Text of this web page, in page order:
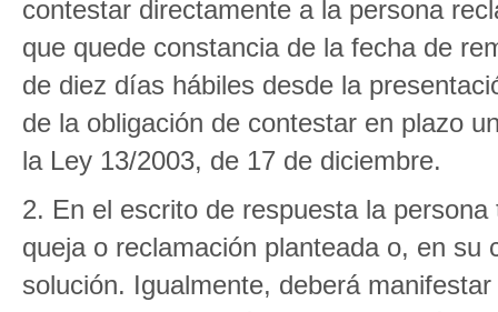
contestar directamente a la persona
que quede constancia de la fecha de
de diez días hábiles desde la
de la obligación de contestar en plazo
la Ley 13/2003, de 17 de diciembre.
2. En el escrito de respuesta la
queja o reclamación planteada o, en
solución. Igualmente, deberá